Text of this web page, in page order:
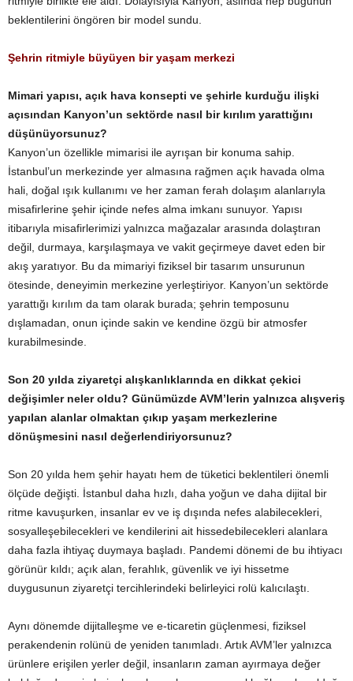
beklentilerini öngören bir model sundu.
Şehrin ritmiyle büyüyen bir yaşam merkezi
Mimari yapısı, açık hava konsepti ve şehirle kurduğu ilişki
açısından Kanyon’un sektörde nasıl bir kırılım yarattığını
düşünüyorsunuz?
Kanyon’un özellikle mimarisi ile ayrışan bir konuma sahip.
İstanbul’un merkezinde yer almasına rağmen açık havada olma
hali, doğal ışık kullanımı ve her zaman ferah dolaşım alanlarıyla
misafirlerine şehir içinde nefes alma imkanı sunuyor. Yapısı
itibarıyla misafirlerimizi yalnızca mağazalar arasında dolaştıran
değil, durmaya, karşılaşmaya ve vakit geçirmeye davet eden bir
akış yaratıyor. Bu da mimariyi fiziksel bir tasarım unsurunun
ötesinde, deneyimin merkezine yerleştiriyor. Kanyon’un sektörde
yarattığı kırılım da tam olarak burada; şehrin temposunu
dışlamadan, onun içinde sakin ve kendine özgü bir atmosfer
kurabilmesinde.
Son 20 yılda ziyaretçi alışkanlıklarında en dikkat çekici
değişimler neler oldu? Günümüzde AVM’lerin yalnızca alışveriş
yapılan alanlar olmaktan çıkıp yaşam merkezlerine
dönüşmesini nasıl değerlendiriyorsunuz?
Son 20 yılda hem şehir hayatı hem de tüketici beklentileri önemli
ölçüde değişti. İstanbul daha hızlı, daha yoğun ve daha dijital bir
ritme kavuşurken, insanlar ev ve iş dışında nefes alabilecekleri,
sosyalleşebilecekleri ve kendilerini ait hissedebilecekleri alanlara
daha fazla ihtiyaç duymaya başladı. Pandemi dönemi de bu ihtiyacı
görünür kıldı; açık alan, ferahlık, güvenlik ve iyi hissetme
duygusunun ziyaretçi tercihlerindeki belirleyici rolü kalıcılaştı.
Aynı dönemde dijitalleşme ve e-ticaretin güçlenmesi, fiziksel
perakendenin rolünü de yeniden tanımladı. Artık AVM’ler yalnızca
ürünlere erişilen yerler değil, insanların zaman ayırmaya değer